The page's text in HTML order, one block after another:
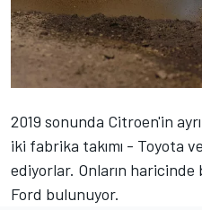
2019 sonunda Citroen'in
iki fabrika takımı - Toyota
ediyorlar. Onların
Ford bulunuyor.